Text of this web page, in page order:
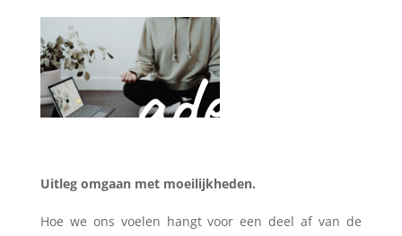
adem
Uitleg omgaan met moeilijkheden.
Hoe we ons voelen hangt voor een deel af van de